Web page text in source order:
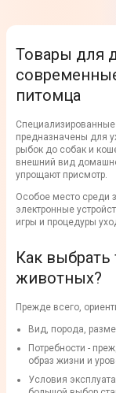
Товары для
питомца
предназначены для
рыбок до собак и
внешний вид
упрощают присмотр.
Особое место среди
электронные
игры и процедуры
Как
животных?
Прежде всего,
Вид, порода,
Потребности -
образ жизни и
Условия